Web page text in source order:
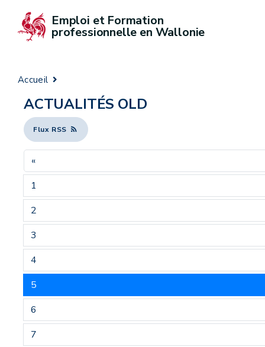
Emploi et Formation
professionnelle en Wallonie
Accueil
ACTUALITÉS OLD
Flux RSS
«
1
2
3
4
5
6
7